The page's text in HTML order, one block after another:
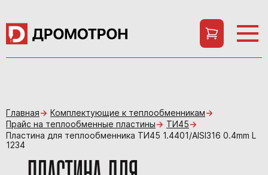
Главная
Комплектующие к теплообменникам
Прайс на теплообменные пластины
ТИ45
Пластина для теплообменника ТИ45 1.4401/AISI316 0.4mm L
1234